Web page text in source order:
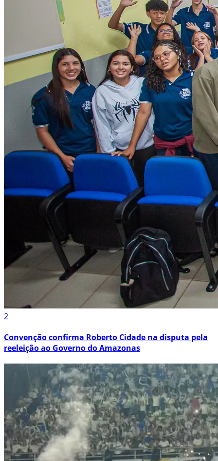
2
Convenção confirma Roberto Cidade na disputa pela
reeleição ao Governo do Amazonas